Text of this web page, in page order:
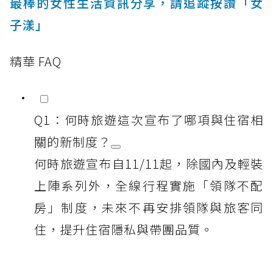
子漾」
精華 FAQ
Q1：何時旅遊這次宣布了哪項與住宿相
關的新制度？
何時旅遊宣布自11/11起，除國內及輕裝
上陣系列外，全線行程實施「領隊不配
房」制度，未來不再安排領隊與旅客同
住，提升住宿隱私與帶團品質。